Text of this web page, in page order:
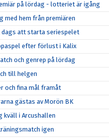
på lördag - lotteriet är igång
med hem från premiären
dags att starta seriespelet
efter förlust i Kalix
och genrep på lördag
till helgen
och fina mål framåt
gästas av Morön BK
kväll i Arcushallen
igen